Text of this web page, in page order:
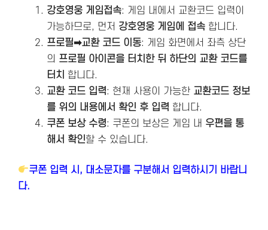
강호영웅 게임접속: 게임 내에서 교환코드 입력이
가능하므로, 먼저 강호영웅 게임에 접속 합니다.
프로필➡교환 코드 이동: 게임 화면에서 좌측 상단
의 프로필 아이콘을 터치한 뒤 하단의 교환 코드를
터치
합니다.
교환 코드 입력: 현재 사용이 가능한 교환코드 정보
를 위의 내용에서 확인 후 입력 합니다.
쿠폰 보상 수령: 쿠폰의 보상은 게임 내 우편을 통
해서 확인할 수 있습니다.
쿠폰 입력 시, 대소문자를 구분해서 입력하시기 바랍니
다.